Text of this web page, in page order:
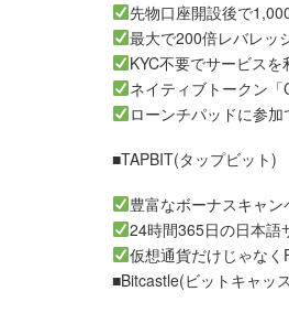
先物口座開設後で
最大で200倍レバレッ
KYC不要でサービスを
ネイティブトークン
ローンチパッドに参加
■TAPBIT(タップビット)
豊富なボーナスキャン
24時間365日の日本語
仮想通貨だけじゃなく
■Bitcastle(ビットキャッ